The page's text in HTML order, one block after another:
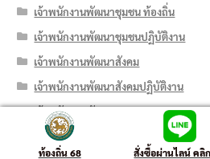
เจ้าพนักงานพัฒนาชุมชน ท้องถิ่น
เจ้าพนักงานพัฒนาชุมชนปฏิบัติงาน
เจ้าพนักงานพัฒนาสังคม
เจ้าพนักงานพัฒนาสังคมปฏิบัติงาน
เจ้าพนักงานพัสดุ
เจ้าพนักงานพัสดุปฏิบัติงาน
ท้องถิ่น 68 สั่งซื้อผ่านไลน์ คลิ